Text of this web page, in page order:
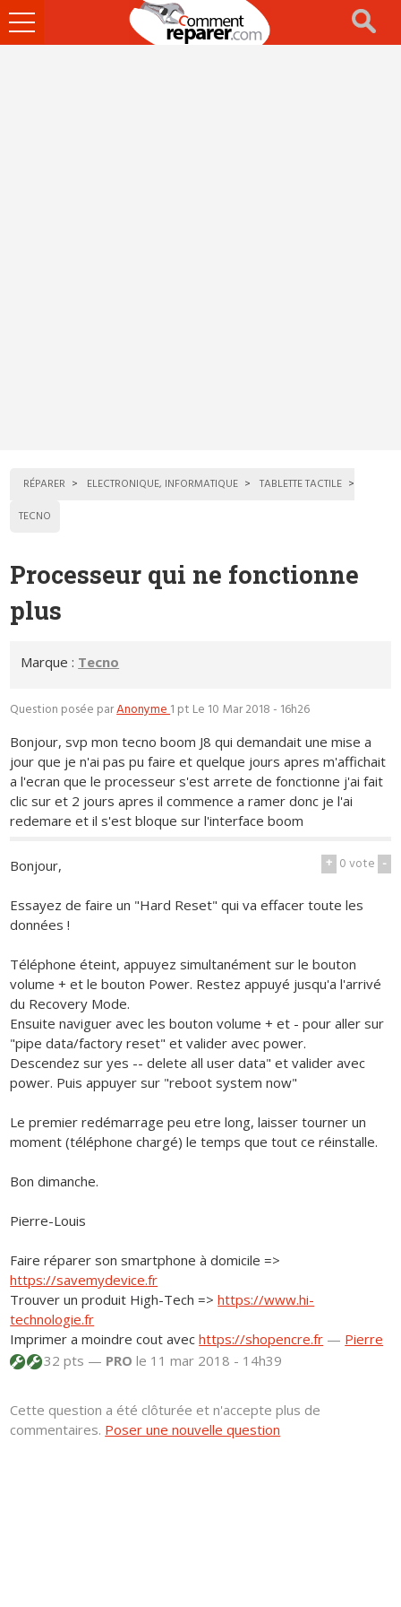
Ouvrir
le
RÉPARER ELECTRONIQUE, INFORMATIQUE
TABLETTE TACTILE
TECNO
Processeur qui ne fonctionne
plus
Marque : Tecno
Question posée parAnonyme1 pt Le 10 Mar 2018 - 16h26
Bonjour, svp mon tecno boom J8 qui demandait une mise a
jour que je n'ai pas pu faire et quelque jours apres m'affichait
a l'ecran que le processeur s'est arrete de fonctionne j'ai fait
clic sur et 2 jours apres il commence a ramer donc je l'ai
redemare et il s'est bloque sur l'interface boom
+ 0vote -
Bonjour,
Essayez de faire un "Hard Reset" qui va effacer toute les
données !
Téléphone éteint, appuyez simultanément sur le bouton
volume + et le bouton Power. Restez appuyé jusqu'a l'arrivé
du Recovery Mode.
Ensuite naviguer avec les bouton volume + et - pour aller sur
"pipe data/factory reset" et valider avec power.
Descendez sur yes -- delete all user data" et valider avec
power. Puis appuyer sur "reboot system now"
Le premier redémarrage peu etre long, laisser tourner un
moment (téléphone chargé) le temps que tout ce réinstalle.
Bon dimanche.
Pierre-Louis
Faire réparer son smartphone à domicile =>
https://savemydevice.fr
Trouver un produit High-Tech =>https://www.hi-
technologie.fr
Imprimer a moindre cout avechttps://shopencre.fr — Pierre
32 pts — PRO le 11 mar 2018 - 14h39
Cette question a été clôturée et n'accepte plus de
commentaires. Poser une nouvelle question